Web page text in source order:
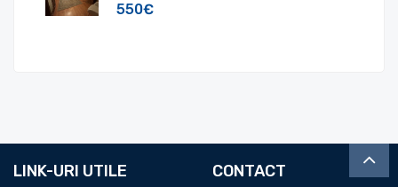
550€
LINK-URI UTILE CONTACT